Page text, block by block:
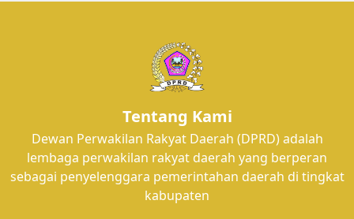
Tentang Kami
Dewan Perwakilan Rakyat Daerah (DPRD) adalah
lembaga perwakilan rakyat daerah yang berperan
sebagai penyelenggara pemerintahan daerah di tingkat
kabupaten